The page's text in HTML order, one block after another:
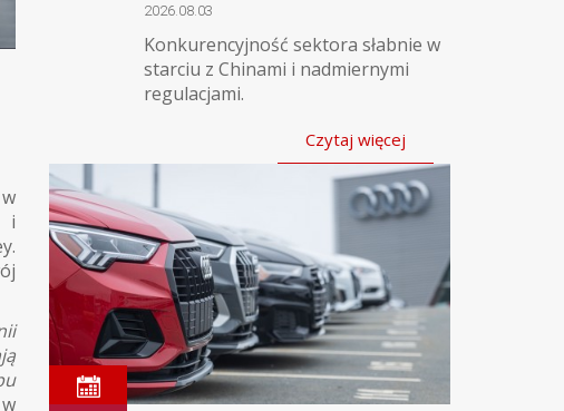
i
2026.08.03
Konkurencyjność sektora słabnie w
starciu z Chinami i nadmiernymi
regulacjami.
Czytaj więcej